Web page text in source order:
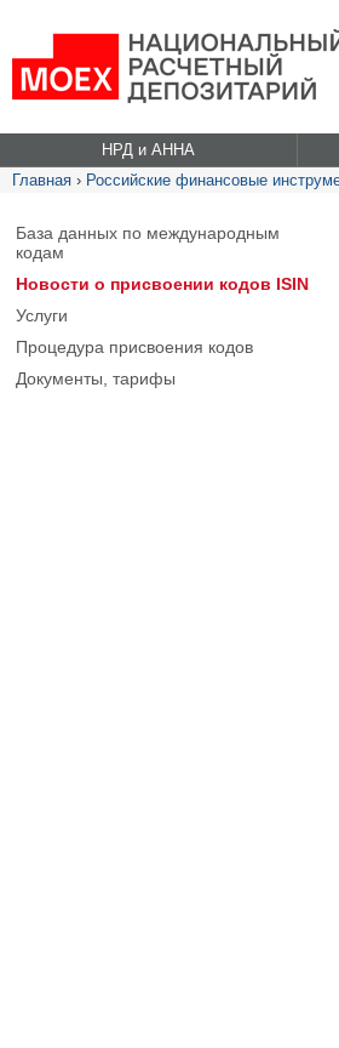
НРД и АННА
Главная › Российские финансовые
База данных по международным
кодам
Новости о присвоении кодов ISIN
Услуги
Процедура присвоения кодов
Документы, тарифы